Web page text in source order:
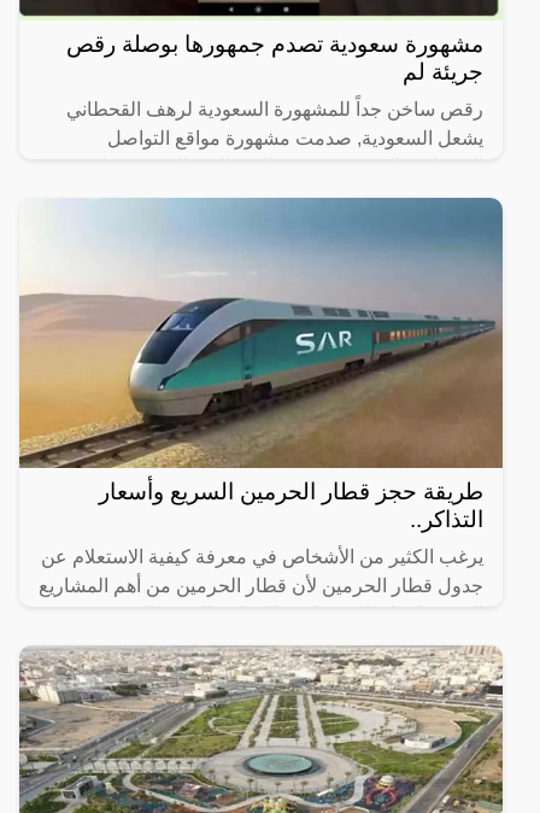
مشهورة سعودية تصدم جمهورها بوصلة رقص
جريئة لم
رقص ساخن جداً للمشهورة السعودية لرهف القحطاني
يشعل السعودية, صدمت مشهورة مواقع التواصل
رقصها والميكاج الذي
طريقة حجز قطار الحرمين السريع وأسعار
التذاكر..
يرغب الكثير من الأشخاص في معرفة كيفية الاستعلام عن
جدول قطار الحرمين لأن قطار الحرمين من أهم المشاريع